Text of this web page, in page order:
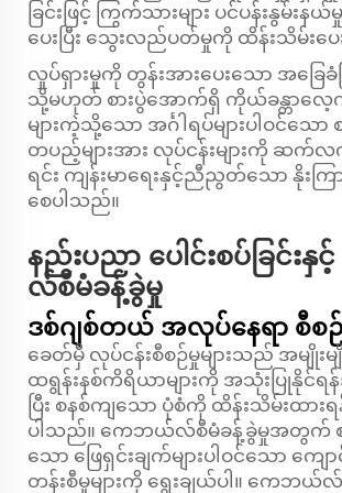
ခြင်းဖြင့် ကြွက်သားများ ပင်ပန်းနွမ်
ပေးပြီး သွေးလည်ပတ်မှုကို ထိန်းသိမ်းပေ
လှုပ်ရှားမှုကို တွန်းအားပေးသော အခြေခံပြ
သို့မဟုတ် စားပွဲအောက်ရှိ ကိုယ်ခန္တာလေ့
များကဲ့သို့သော အင်္ဂါရပ်များပါဝင်သော
တပည့်များအား လုပ်ငန်းများကို ဆက်
ရင်း ကျန်းမာရေးနှင့်ညီညွတ်သော နိုး
စေပါသည်။
နည်းပညာ ပေါင်းစပ်ခြင်
လ်စီမံခန့်ခွဲမှု
ဒစ်ဂျစ်တယ် အလုပ်နေရာ စီစဉ်
ခေတ်မှီ လုပ်ငန်းစီစဉ်မှုများသည် အမျို
ထရွန်းနစ်ကိရိယာများကို အသုံးပြုနိုင်ရ
ပြီး စနစ်ကျသော ပုံစံကို ထိန်းသိမ်းထာ
ပါသည်။ ကေဘယ်လ်စီမံခန့်ခွဲမှုအတွက် စဉ်
သော ဖြေရှင်းချက်များပါဝင်သော ကျော
တန်းစီမှုများကို ရွေးချယ်ပါ။ ကေဘယ်လ်